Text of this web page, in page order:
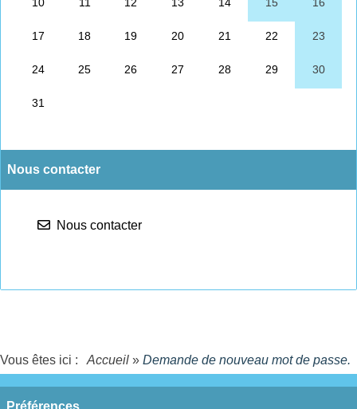
Nous contacter
Nous contacter
Vous êtes ici : Accueil » Demande de nouveau mot de passe.
Préférences